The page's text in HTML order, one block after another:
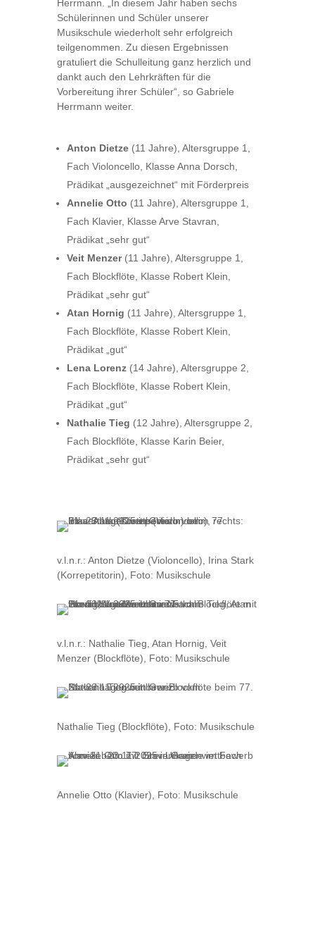
Herrmann. „In diesem Jahr haben sechs
Schülerinnen und Schüler unserer
Musikschule wiederholt sehr erfolgreich
teilgenommen. Zu diesen Ergebnissen
gratuliert die Schulleitung ganz herzlich und
dankt auch den Lehrkräften für die
Vorbereitung ihrer Schüler“, so Gabriele
Herrmann weiter.
Anton Dietze(11 Jahre), Altersgruppe 1,
Fach Violoncello, Klasse Anna Dorsch,
Prädikat „ausgezeichnet“ mit Förderpreis
Annelie Otto (11 Jahre), Altersgruppe 1,
Fach Klavier, Klasse Arve Stavran,
Prädikat „sehr gut“
Veit Menzer(11 Jahre), Altersgruppe 1,
Fach Blockflöte, Klasse Robert Klein,
Prädikat „sehr gut“
Atan Hornig (11 Jahre), Altersgruppe 1,
Fach Blockflöte, Klasse Robert Klein,
Prädikat „gut“
Lena Lorenz(14 Jahre), Altersgruppe 2,
Fach Blockflöte, Klasse Robert Klein,
Prädikat „gut“
Nathalie Tieg (12 Jahre), Altersgruppe 2,
Fach Blockflöte, Klasse Karin Beier,
Prädikat „sehr gut“
v.l.n.r.: Anton Dietze (Violoncello), Irina Stark
(Korrepetitorin), Foto: Musikschule
v.l.n.r.: Nathalie Tieg, Atan Hornig, Veit
Menzer (Blockflöte), Foto: Musikschule
Nathalie Tieg (Blockflöte), Foto: Musikschule
Annelie Otto (Klavier), Foto: Musikschule